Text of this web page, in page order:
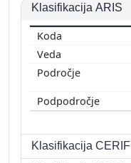
Klasifikacija ARIS
Klasifikacija CERIF